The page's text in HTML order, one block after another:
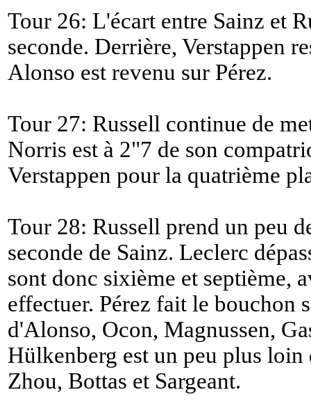
Tour 26: L'écart entre Sainz et
seconde. Derrière, Verstappen
Alonso est revenu sur Pérez.
Tour 27: Russell continue de
Norris est à 2"7 de son
Verstappen pour la quatrième
Tour 28: Russell prend un peu
seconde de Sainz. Leclerc
sont donc sixième et septième,
effectuer. Pérez fait le bouchon
d'Alonso, Ocon, Magnussen,
Hülkenberg est un peu plus
Zhou, Bottas et Sargeant.